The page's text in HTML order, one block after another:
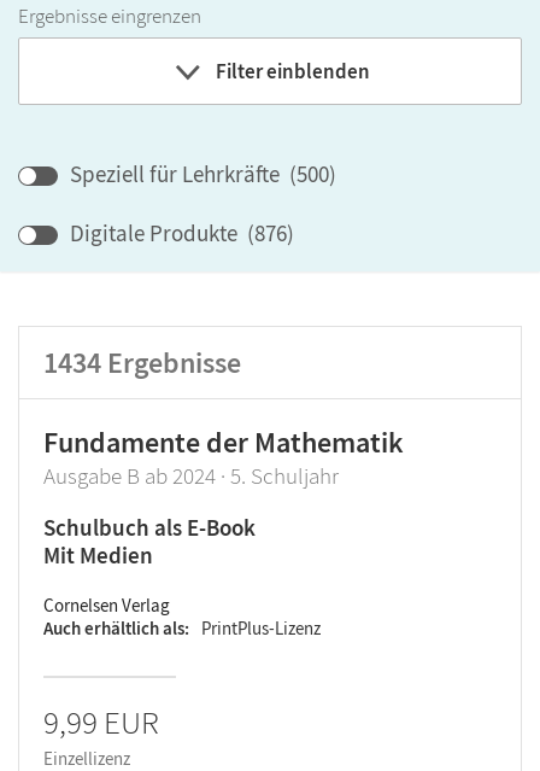
Ergebnisse eingrenzen
Filter einblenden
Lehrwerk/Reihe
Produktart
Speziell für Lehrkräfte (500)
Digitale Produkte (876)
1434 Ergebnisse
Fundamente der Mathematik
Ausgabe B ab 2024 · 5. Schuljahr
Schulbuch als E-Book
Mit Medien
Cornelsen Verlag
Auch erhältlich als
PrintPlus-Lizenz
9,99 EUR
Einzellizenz